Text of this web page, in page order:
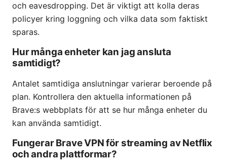
och eavesdropping. Det är viktigt att kolla deras
policyer kring loggning och vilka data som faktiskt
sparas.
Hur många enheter kan jag ansluta
samtidigt?
Antalet samtidiga anslutningar varierar beroende på
plan. Kontrollera den aktuella informationen på
Brave:s webbplats för att se hur många enheter du
kan använda samtidigt.
Fungerar Brave VPN för streaming av Netflix
och andra plattformar?